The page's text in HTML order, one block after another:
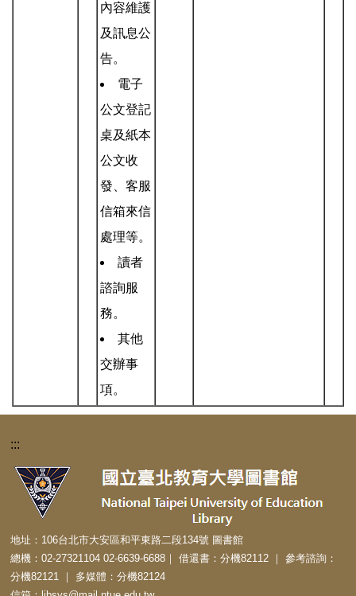
內容維護
及訊息公
告。
電子
公文登記
桌及紙本
公文收
發 、客服
信箱來信
處理等。
讀者
諮詢服
務。
其他
交辦事
項。
:::
地址：106台北市大安區和平東路二段134號 圖書館
總機：02-27321104 02-6639-6688｜ 借還書：分機82112 ｜ 參考諮詢：
分機82121 ｜ 多媒體：分機82124